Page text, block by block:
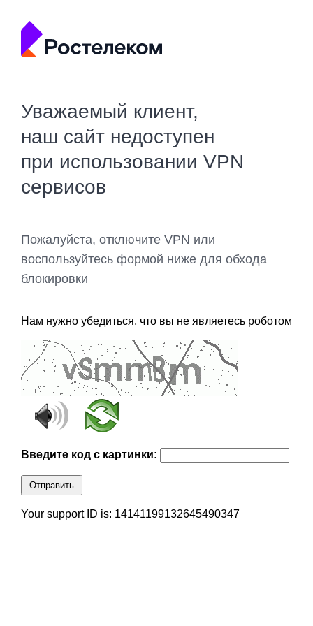
Уважаемый клиент,
наш сайт недоступен
при использовании VPN
сервисов
Пожалуйста, отключите VPN или
воспользуйтесь формой ниже для обхода
блокировки
Нам нужно убедиться, что вы не являетесь роботом
Введите код с картинки:
Отправить
Your support ID is: 14141199132645490347